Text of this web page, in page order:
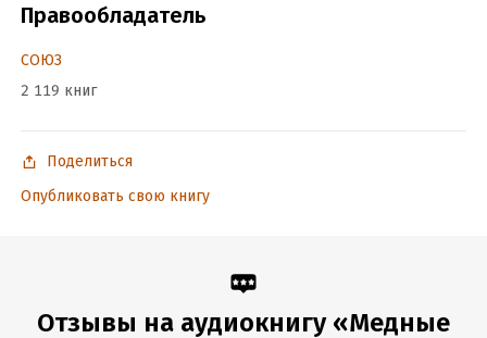
Правообладатель
СОЮЗ
2 119 книг
Поделиться
Опубликовать свою книгу
Отзывы на аудиокнигу «Медные